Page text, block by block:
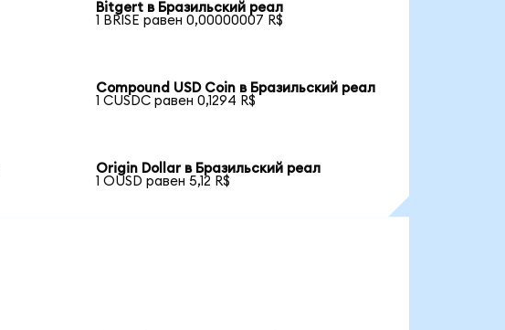
Bitgert в Бразильский реал
1 BRISE равен 0,00000007 R$
Compound USD Coin в Бразильский реал
1 CUSDC равен 0,1294 R$
Origin Dollar в Бразильский реал
1 OUSD равен 5,12 R$